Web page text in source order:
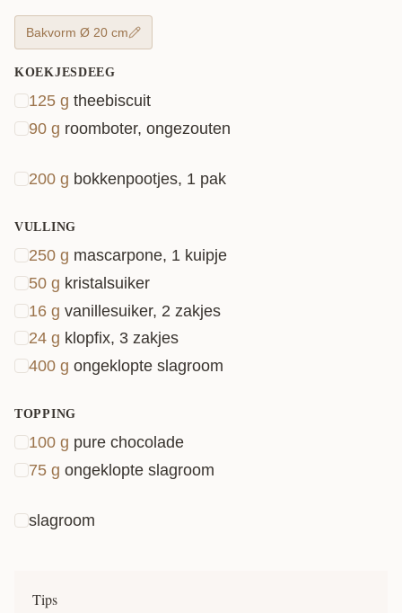
Bakvorm Ø 20 cm
KOEKJESDEEG
125 g theebiscuit
90 g roomboter, ongezouten
200 g bokkenpootjes, 1 pak
VULLING
250 g mascarpone, 1 kuipje
50 g kristalsuiker
16 g vanillesuiker, 2 zakjes
24 g klopfix, 3 zakjes
400 g ongeklopte slagroom
TOPPING
100 g pure chocolade
75 g ongeklopte slagroom
slagroom
Tips